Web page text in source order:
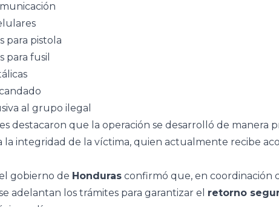
para pistola
para fusil
al grupo ilegal
destacaron que la operación se desarrolló de manera
la integridad de la víctima, quien actualmente recibe
gobierno de Honduras confirmó que, en coordinación
adelantan los trámites para garantizar el retorno